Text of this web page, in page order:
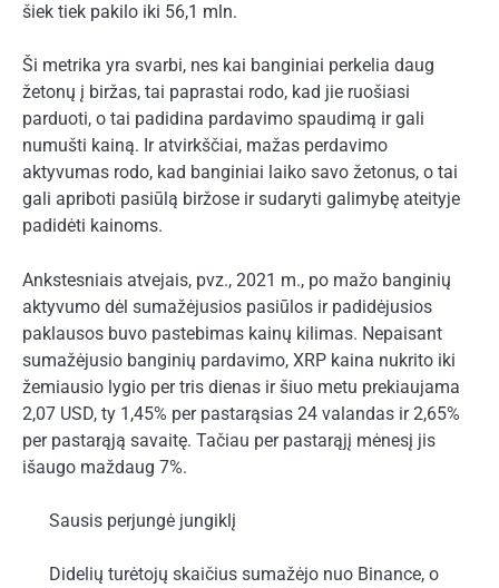
šiek tiek pakilo iki 56,1 mln.
Ši metrika yra svarbi, nes kai banginiai perkelia daug
žetonų į biržas, tai paprastai rodo, kad jie ruošiasi
parduoti, o tai padidina pardavimo spaudimą ir gali
numušti kainą. Ir atvirkščiai, mažas perdavimo
aktyvumas rodo, kad banginiai laiko savo žetonus, o tai
gali apriboti pasiūlą biržose ir sudaryti galimybę ateityje
padidėti kainoms.
Ankstesniais atvejais, pvz., 2021 m., po mažo banginių
aktyvumo dėl sumažėjusios pasiūlos ir padidėjusios
paklausos buvo pastebimas kainų kilimas. Nepaisant
sumažėjusio banginių pardavimo, XRP kaina nukrito iki
žemiausio lygio per tris dienas ir šiuo metu prekiaujama
2,07 USD, ty 1,45% per pastarąsias 24 valandas ir 2,65%
per pastarąją savaitę. Tačiau per pastarąjį mėnesį jis
išaugo maždaug 7%.
Sausis perjungė jungiklį
Didelių turėtojų skaičius sumažėjo nuo Binance, o